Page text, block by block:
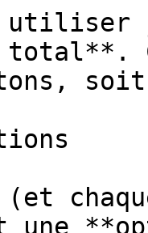
utiliser
total**.
(et